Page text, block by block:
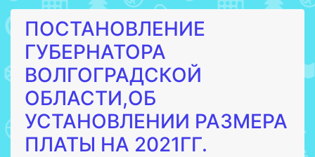
ПОСТАНОВЛЕНИЕ
ГУБЕРНАТОРА
ВОЛГОГРАДСКОЙ
ОБЛАСТИ,ОБ
УСТАНОВЛЕНИИ РАЗМЕРА
ПЛАТЫ НА 2021ГГ.